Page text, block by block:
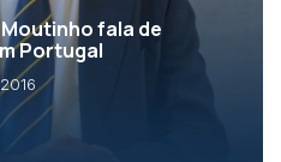
fala de
Portugal